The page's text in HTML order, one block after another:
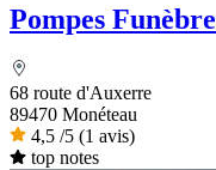
Pompes
68 route d'Auxerre
89470 Monéteau
4,5 /5 (1 avis)
top notes